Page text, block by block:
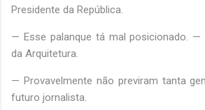
Presidente da República.
— Esse palanque tá mal posicionado. —
da Arquitetura.
— Provavelmente não previram tanta
futuro jornalista.